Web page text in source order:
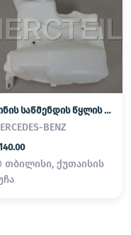
მინის საწმენდის წყლის ავზი
BENZ
თბილისი, ქუთაისის